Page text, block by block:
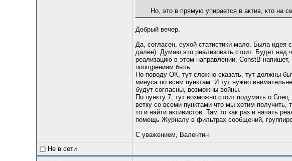
Но, это в прямую упирается в актив, кто на
Добрый вечер,
Да, согласен, сухой статистики мало. Была идея
далее). Думаю это реализовать стоит. Будет
реализацию в этом направлении, ConstB
поощрениям быть.
По поводу ОК, тут сложно сказать, тут должны
минуса по всем пунктам. И тут нужно
будут согласны, возможны войны.
По пункту 7, тут возможно стоит подумать о
ветку со всеми пунктами что мы хотим получить,
то и найти активистов. Там то как раз и начать
помощь Журналу в фильтрах сообщений,
С уважением, Валентин
Не в сети